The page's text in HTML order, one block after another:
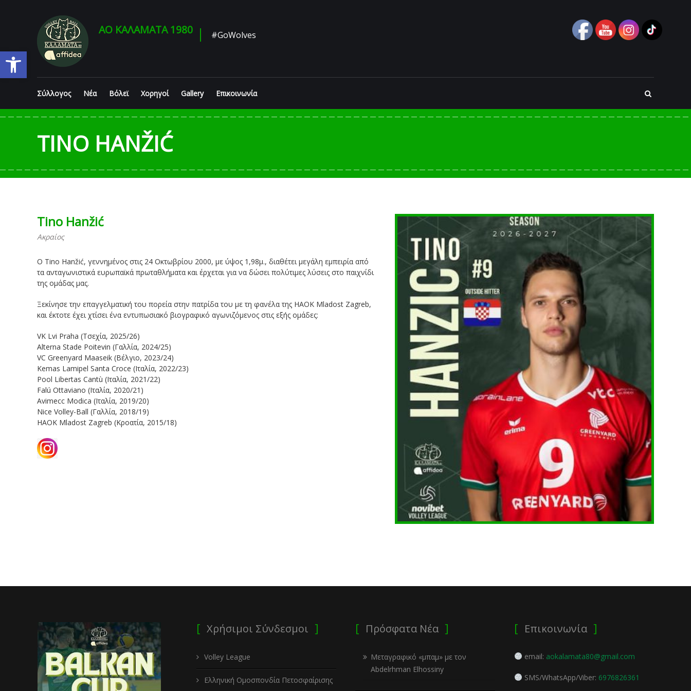
Ανοίξτε τη γραμμή εργαλείων
ΑΟ ΚΑΛΑΜΑΤΑ 1980 #GoWolves
Σύλλογος Νέα Βόλεϊ Χορηγοί Gallery Επικοινωνία
TINO HANŽIĆ
Tino Hanžić
Ακραίος
Ο Tino Hanžić, γεννημένος στις 24 Οκτωβρίου 2000, με ύψος 1,98μ., διαθέτει μεγάλη εμπειρία από
τα ανταγωνιστικά ευρωπαϊκά πρωταθλήματα και έρχεται για να δώσει πολύτιμες λύσεις στο παιχνίδι
της ομάδας μας.
Ξεκίνησε την επαγγελματική του πορεία στην πατρίδα του με τη φανέλα της HAOK Mladost Zagreb,
και έκτοτε έχει χτίσει ένα εντυπωσιακό βιογραφικό αγωνιζόμενος στις εξής ομάδες:
VK Lvi Praha (Τσεχία, 2025/26)
Alterna Stade Poitevin (Γαλλία, 2024/25)
VC Greenyard Maaseik (Βέλγιο, 2023/24)
Kemas Lamipel Santa Croce (Ιταλία, 2022/23)
Pool Libertas Cantù (Ιταλία, 2021/22)
Falú Ottaviano (Ιταλία, 2020/21)
Avimecc Modica (Ιταλία, 2019/20)
Nice Volley-Ball (Γαλλία, 2018/19)
HAOK Mladost Zagreb (Κροατία, 2015/18)
Χρήσιμοι Σύνδεσμοι
Volley League
Ελληνική Ομοσπονδία Πετοσφαίρισης
Πρόσφατα Νέα
Μεταγραφικό «μπαμ» με τον
Abdelrhman Elhossiny
Επικοινωνία
email: aokalamata80@gmail.com
SMS/WhatsApp/Viber: 6976826361